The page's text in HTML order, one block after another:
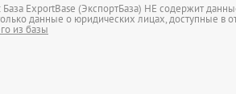
ExportBase (ЭкспортБаза) НЕ содержит
данные о юридических лицах, доступные в
из базы